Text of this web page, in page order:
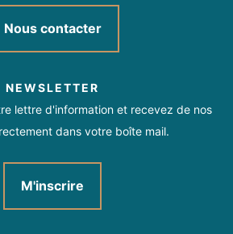
Nous contacter
NEWSLETTER
lettre d'information et recevez de nos
dans votre boîte mail.
M'inscrire